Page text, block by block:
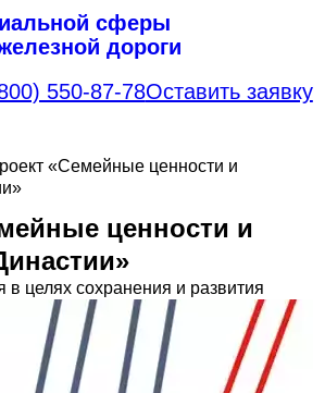
сферы
дороги
550-87-78Оставить заявку
И«Семейные ценности и
ценности и
в целях сохранения и развития